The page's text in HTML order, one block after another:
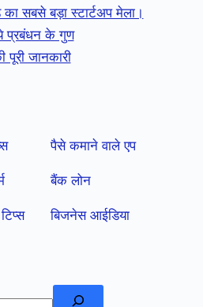
सबसे बड़ा स्टार्टअप मेला।
प्रबंधन के गुण
जानकारी
पैसे कमाने वाले एप
बैंक लोन
बिजनेस आईडिया